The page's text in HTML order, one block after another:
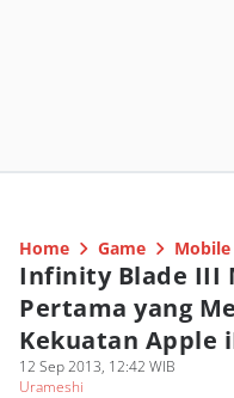
Home Game Mobile
Infinity Blade III
Pertama yang
Kekuatan Apple
12 Sep 2013, 12:42 WIB
Urameshi